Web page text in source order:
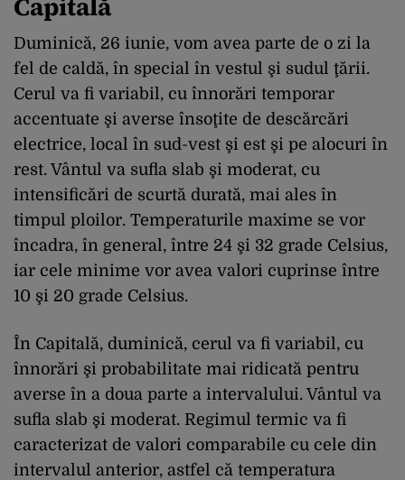
Duminică, 26 iunie, vom avea parte de o zi la
fel de caldă, în special în vestul şi sudul ţării.
Cerul va fi variabil, cu înnorări temporar
accentuate şi averse însoţite de descărcări
electrice, local în sud-vest şi est şi pe alocuri în
rest. Vântul va sufla slab şi moderat, cu
intensificări de scurtă durată, mai ales în
timpul ploilor. Temperaturile maxime se vor
încadra, în general, între 24 şi 32 grade Celsius,
iar cele minime vor avea valori cuprinse între
10 şi 20 grade Celsius.
În Capitală, duminică, cerul va fi variabil, cu
înnorări şi probabilitate mai ridicată pentru
averse în a doua parte a intervalului. Vântul va
sufla slab şi moderat. Regimul termic va fi
caracterizat de valori comparabile cu cele din
intervalul anterior, astfel că temperatura